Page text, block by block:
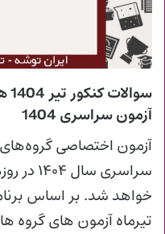
آزمون سراسری 1404
آزمون اختصاصی
تیرماه آزمون‌ های گروه‌